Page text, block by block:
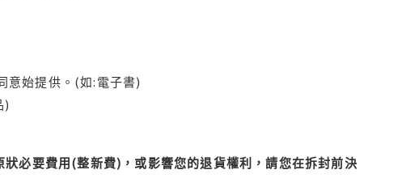
意始提供。(如:電子書)
)
必要費用(整新費)，或影響您的退貨權利，請您在拆封前決